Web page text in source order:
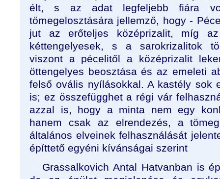
élt, s az adat legfeljebb fiára
tömegelosztására jellemző, hogy -
jut az erőteljes középrizalit, míg az
kéttengelyesek, s a sarokrizalitok
viszont a pécelitől a középrizalit
öttengelyes beosztása és az emeleti
felső ovális nyílásokkal. A kastély sok
is; ez összefügghet a régi vár
azzal is, hogy a minta nem egy
hanem csak az elrendezés, a
általános elveinek felhasználását
építtető egyéni kívánságai szerint
Grassalkovich Antal Hatvanban is